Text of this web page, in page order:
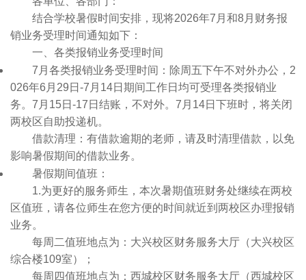
结合学校暑假时间安排，现将2026年7月和8月财务报
销业务受理时间通知如下：
一、各类报销业务受理时间
7月各类报销业务受理时间：除周五下午不对外办公，2
026年6月29日-7月14日期间工作日均可受理各类报销业
务。7月15日-17日结账，不对外。7月14日下班时，将关闭
两校区自助投递机。
借款清理：有借款逾期的老师，请及时清理借款，以免
影响暑假期间的借款业务。
暑假期间值班：
1.为更好的服务师生，本次暑期值班财务处继续在两校
区值班，请各位师生在您方便的时间就近到两校区办理报销
业务。
每周二值班地点为：大兴校区财务服务大厅（大兴校区
综合楼109室）；
每周四值班地点为：西城校区财务服务大厅（西城校区